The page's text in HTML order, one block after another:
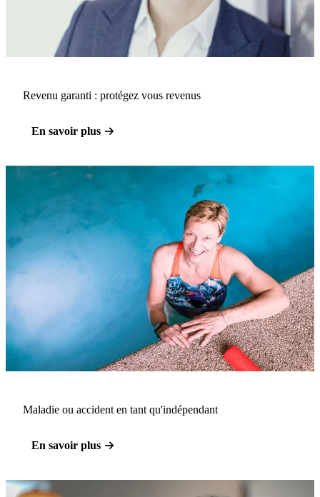
Revenu garanti : protégez vous revenus
En savoir plus
Maladie ou accident en tant qu'indépendant
En savoir plus